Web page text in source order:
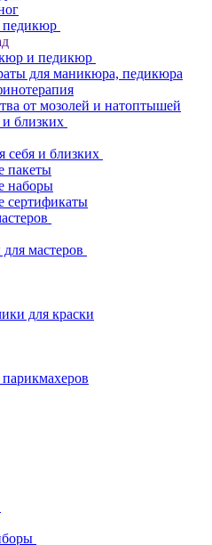
и педикюр
для маникюра, педикюра
от мозолей и натоптышей
близких
себя и близких
пакеты
наборы
сертификаты
мастеров
для краски